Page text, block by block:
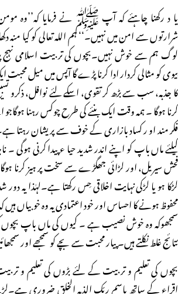
یا د رکھنا چاہئے کہ آپ ﷺ نے فرمایا کہ’’وہ
شرارتوں سے امن میں نہیں۔‘‘ ہم اللہ تعالی کو کیا
لوگ ہم سے خوش نہیں۔بچوں کی تربیت اسلامی نہج
بیوی کو مثالی کردار ادا کرنا پڑے گا آپس میں میل
کا جذبہ، سب سے بڑھ کر تقوی، اسکے لئے نوافل، ذکرو
کرنا ہوگا ۔ ہمہ وقت ایک بنئے کی طرح چوکس رہنا ہوگاجو
فکر مند او ر کساد بازاری کے خوف سے پریشان رہتا
کیلئے ماں باپ کو اپنے اندر شدید حیا ء پیدا کرنی ہوگی ۔
فحش سیریل، اور لڑائی جھگڑے سے سخت پر ہیز کرنا
لڑکا ہو یا لڑکی نہایت اخلاقی حِس رکھتا ہے۔لہٰذا یہ
محفوظ ہونے کا احساس اور خود اعتمادی یہ وہ خوبیاں ہیں
سمجھوکہ وہ خوش نصیب ہے ۔ کیوں کی ماں باپ
نتائج غلط نکلتے ہیں۔ پیار محبت سے بچے کو سمجھے اور
بچوں کی تعلیم و تر بیت کے لئے بڑوں کی تعلیم و
اقراء کے ساتھ باسم ربّک الذیہ الخلق ضروری